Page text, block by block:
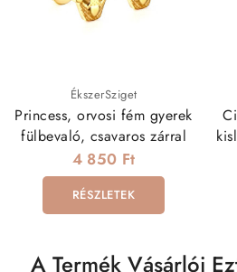
ÉkszerSziget
Princess, orvosi fém gyerek
fülbevaló, csavaros zárral
4 850 Ft
RÉSZLETEK
A Termék Vásárlói